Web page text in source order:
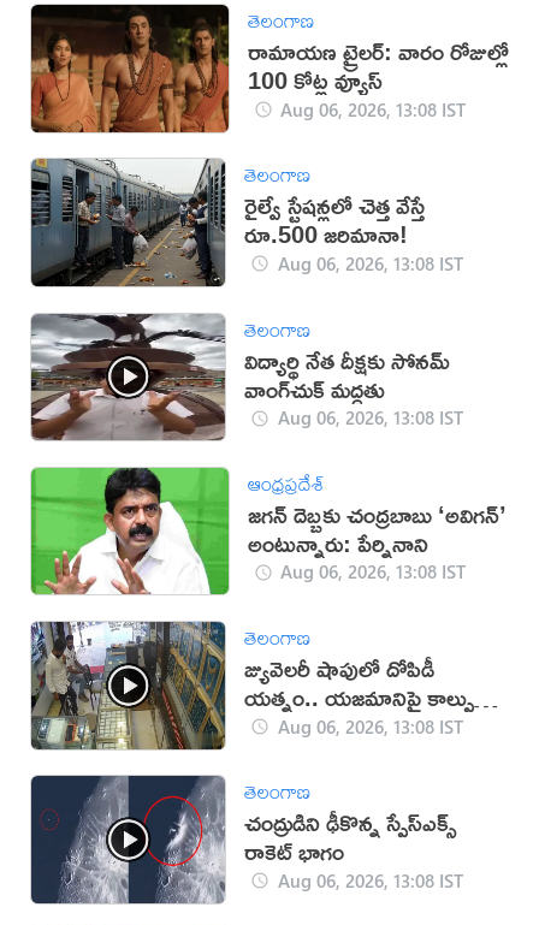
తెలంగాణ
రామాయణ ట్రైలర్: వారం రోజుల్లో
100 కోట్ల వ్యూస్
Aug 06, 2026, 13:08 IST
తెలంగాణ
రైల్వే స్టేషన్లలో చెత్త వేస్తే
రూ.500 జరిమానా!
Aug 06, 2026, 13:08 IST
తెలంగాణ
విద్యార్థి నేత దీక్షకు సోనమ్
వాంగ్‌చుక్ మద్దతు
Aug 06, 2026, 13:08 IST
ఆంధ్రప్రదేశ్
జగన్ దెబ్బకు చంద్రబాబు ‘అవిగన్’
అంటున్నారు: పేర్నినాని
Aug 06, 2026, 13:08 IST
తెలంగాణ
జ్యువెలరీ షాపులో దోపిడీ
యత్నం.. యజమానిపై కాల్పులు
(వీడియో)
Aug 06, 2026, 13:08 IST
తెలంగాణ
చంద్రుడిని ఢీకొన్న స్పేస్‌ఎక్స్
రాకెట్ భాగం
Aug 06, 2026, 13:08 IST